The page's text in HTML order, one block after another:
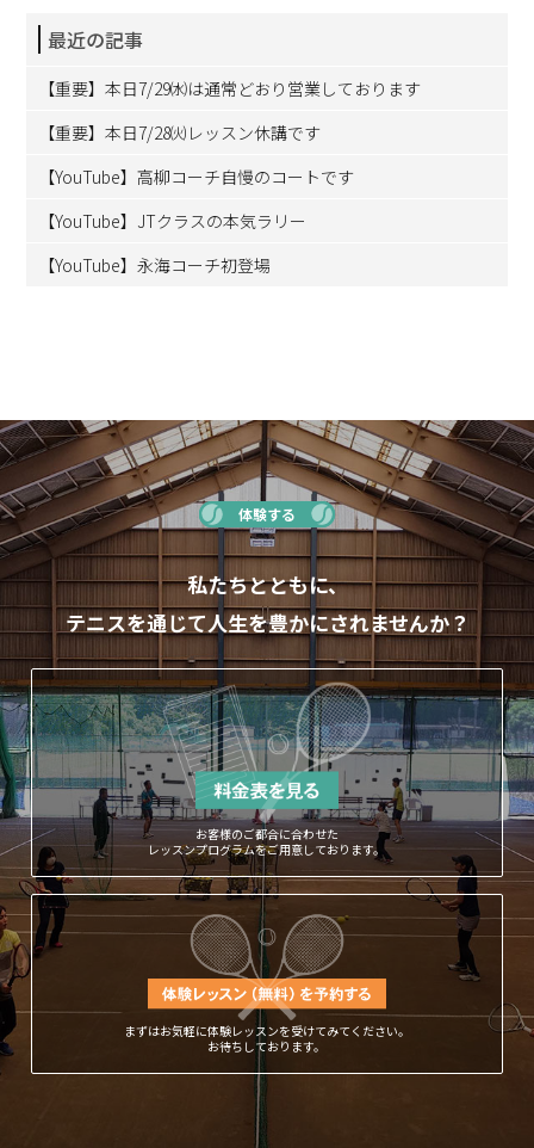
最近の記事
【重要】本日7/29㈬は通常どおり営業しております
【重要】本日7/28㈫レッスン休講です
【YouTube】高柳コーチ自慢のコートです
【YouTube】JTクラスの本気ラリー
【YouTube】永海コーチ初登場
体験する
私たちとともに、
テニスを通じて人生を豊かにされませんか？
お客様のご都合に合わせた
レッスンプログラムをご用意しております。
まずはお気軽に体験レッスンを受けてみてください。
お待ちしております。